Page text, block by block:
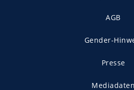
AGB
Gender-
Presse
Mediadaten